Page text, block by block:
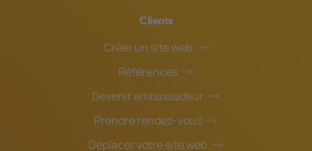
Clients
Créer un site web
Références
Devenir ambassadeur
Prendre rendez-vous
Déplacer votre site web